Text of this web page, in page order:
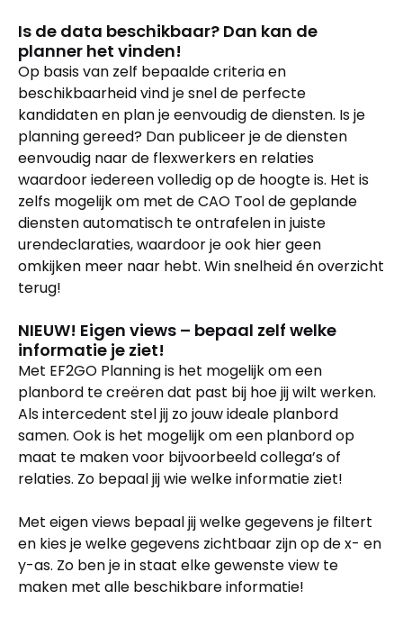
Is de data beschikbaar? Dan kan de
planner het vinden!
Op basis van zelf bepaalde criteria en
beschikbaarheid vind je snel de perfecte
kandidaten en plan je eenvoudig de diensten. Is je
planning gereed? Dan publiceer je de diensten
eenvoudig naar de flexwerkers en relaties
waardoor iedereen volledig op de hoogte is. Het is
zelfs mogelijk om met de CAO Tool de geplande
diensten automatisch te ontrafelen in juiste
urendeclaraties, waardoor je ook hier geen
omkijken meer naar hebt. Win snelheid én overzicht
terug!
NIEUW! Eigen views – bepaal zelf welke
informatie je ziet!
Met EF2GO Planning is het mogelijk om een
planbord te creëren dat past bij hoe jij wilt werken.
Als intercedent stel jij zo jouw ideale planbord
samen. Ook is het mogelijk om een planbord op
maat te maken voor bijvoorbeeld collega’s of
relaties. Zo bepaal jij wie welke informatie ziet!
Met eigen views bepaal jij welke gegevens je filtert
en kies je welke gegevens zichtbaar zijn op de x- en
y-as. Zo ben je in staat elke gewenste view te
maken met alle beschikbare informatie!